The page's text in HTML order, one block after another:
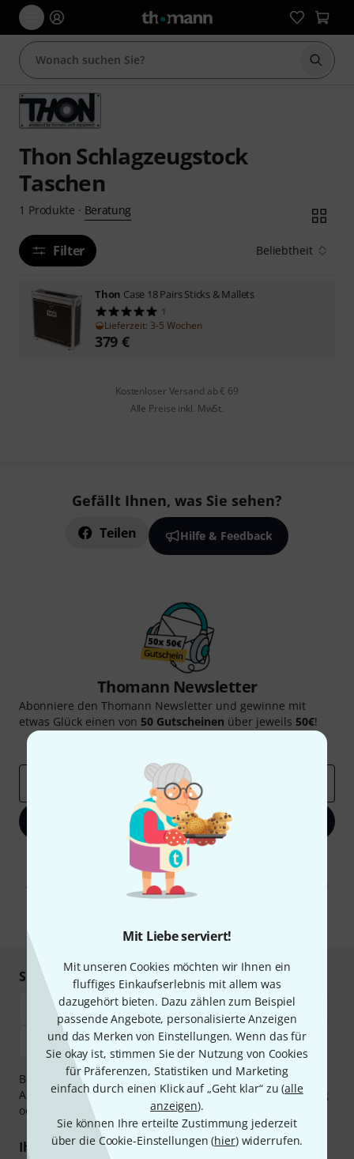
Mit Liebe serviert!
Mit unseren Cookies möchten wir Ihnen ein
fluffiges Einkaufserlebnis mit allem was
dazugehört bieten. Dazu zählen zum Beispiel
passende Angebote, personalisierte Anzeigen
und das Merken von Einstellungen. Wenn das für
Sie okay ist, stimmen Sie der Nutzung von Cookies
für Präferenzen, Statistiken und Marketing
einfach durch einen Klick auf „Geht klar“ zu (alle
anzeigen).
Sie können Ihre erteilte Zustimmung jederzeit
über die Cookie-Einstellungen (hier) widerrufen.
Suche
Thon Schlagzeugstock
Taschen
1 Produkte · Beratung
Filter Beliebtheit
Thon Case 18 Pairs Sticks & Mallets
1
Lieferzeit: 3-5 Wochen
379 €
Kostenloser Versand ab € 69
Alle Preise inkl. MwSt.
Gefällt Ihnen, was Sie sehen?
Teilen Hilfe & Feedback
Thomann Newsletter
Abonniere den Thomann Newsletter und gewinne mit
etwas Glück einen von 50 Gutscheinen über jeweils 50€!
Thomann Insights
Jetzt anmelden
Mit Klick auf „Jetzt anmelden“ stimmen Sie dem Erhalt von E-Mail-
Werbung und einer Messung des E-Mail-Nutzungsverhaltens zu. Die
Abmeldung ist jederzeit möglich. Weitere Informationen finden Sie in
unserenDatenschutzhinweisen
Sicher einkaufen & bezahlen
Bezahlen Sie vertraulich und sicher per Vorkasse, PayPal,
Amazon Pay, Klarna Sofort bezahlen,Klarna Ratenzahlung
oder Kreditkarte.
Ihre Vorteile